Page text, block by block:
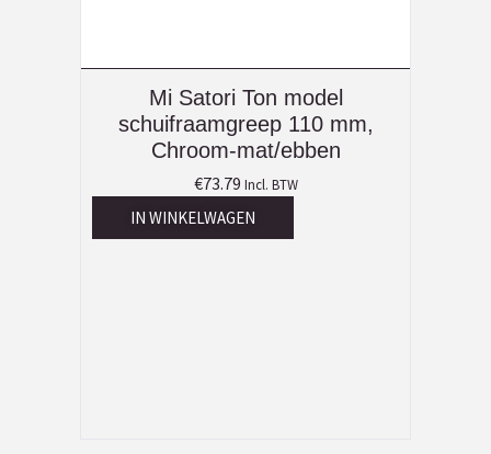
Mi Satori Ton model
schuifraamgreep 110 mm,
Chroom-mat/ebben
€73.79 Incl. BTW
IN WINKELWAGEN